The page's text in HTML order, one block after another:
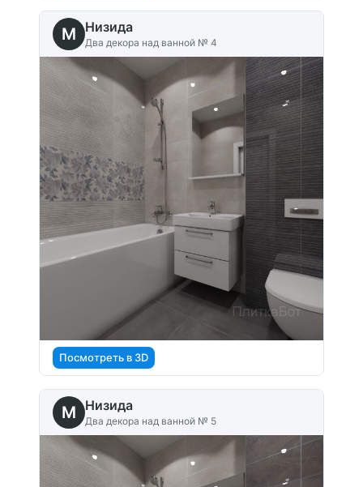
M Низида
Два декора над ванной № 4
Посмотреть в 3D
M Низида
Два декора над ванной № 5